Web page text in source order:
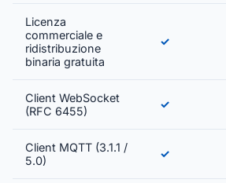
Licenza
commerciale e
ridistribuzione
binaria gratuita
✓
Client WebSocket
(RFC 6455)
✓
Client MQTT (3.1.1 /
5.0)
✓